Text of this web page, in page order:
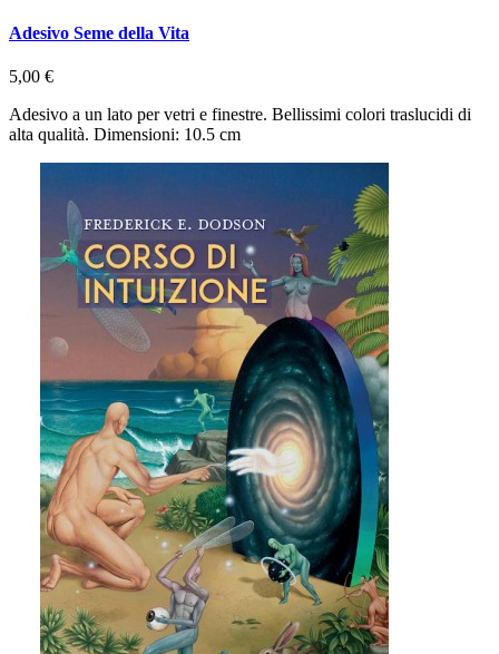
Adesivo Seme della Vita
5,00 €
Adesivo a un lato per vetri e finestre. Bellissimi colori traslucidi di
alta qualità. Dimensioni: 10.5 cm